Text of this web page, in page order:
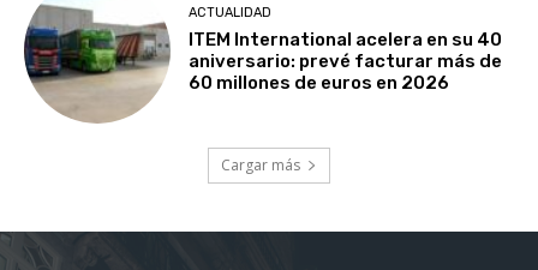
ACTUALIDAD
ITEM International acelera en su 40
aniversario: prevé facturar más de
60 millones de euros en 2026
Cargar más